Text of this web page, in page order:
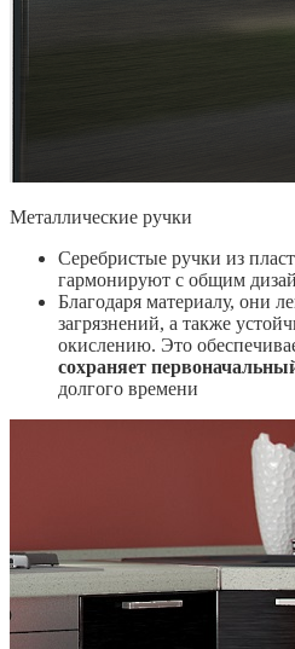
Металлические ручки
Серебристые ручки из
гармонируют с общим
Благодаря материалу, они
загрязнений, а также
окислению. Это
сохраняет
долгого времени